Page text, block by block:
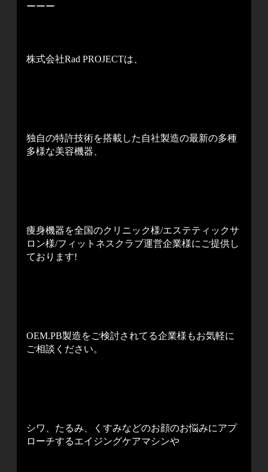
ーーー
株式会社Rad PROJECTは、
独自の特許技術を搭載した自社製造の最新の多種
多様な美容機器、
痩身機器を全国のクリニック様/エステティックサ
ロン様/フィットネスクラブ運営企業様にご提供し
ております!
OEM.PB製造をご検討されてる企業様もお気軽に
ご相談ください。
シワ、たるみ、くすみなどのお顔のお悩みにアプ
ローチするエイジングケアマシンや